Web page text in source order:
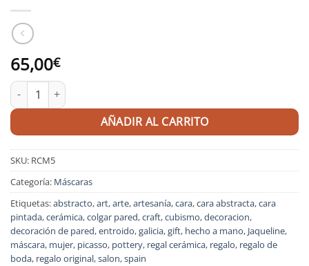
65,00€
Máscara "Picasso-Jaqueline" cantidad
AÑADIR AL CARRITO
SKU: RCM5
Categoría: Máscaras
Etiquetas:abstracto,art,arte,artesanía,cara,cara abstracta,cara
pintada,cerámica,colgar pared,craft,cubismo,decoracion,
decoración de pared,entroido,galicia,gift, hecho a mano, Jaqueline,
máscara, mujer, picasso, pottery, regal cerámica, regalo, regalo de
boda, regalo original,salon,spain